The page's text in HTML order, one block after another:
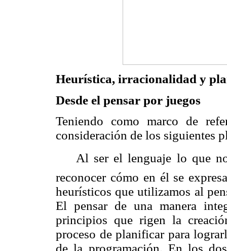
Heurística, irracionalidad y
Desde el pensar por juegos
Teniendo como marco de
consideración de los siguientes
Al ser el lenguaje lo que
reconocer cómo en él se
heurísticos que utilizamos al
El pensar de una manera
principios que rigen la
proceso de planificar para